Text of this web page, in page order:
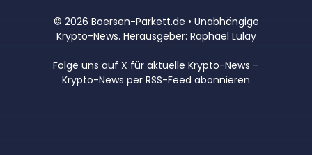
© 2026 Boersen-Parkett.de • Unabhängige
Krypto-News. Herausgeber: Raphael Lulay
Folge uns auf X für aktuelle Krypto-News –
Krypto-News per RSS-Feed abonnieren